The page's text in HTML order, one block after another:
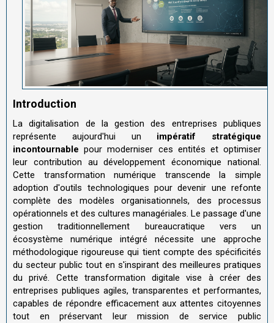
Introduction
La digitalisation de la gestion des entreprises publiques
représente aujourd'hui un impératif stratégique
incontournable pour moderniser ces entités et optimiser
leur contribution au développement économique national.
Cette transformation numérique transcende la simple
adoption d'outils technologiques pour devenir une refonte
complète des modèles organisationnels, des processus
opérationnels et des cultures managériales. Le passage d'une
gestion traditionnellement bureaucratique vers un
écosystème numérique intégré nécessite une approche
méthodologique rigoureuse qui tient compte des spécificités
du secteur public tout en s'inspirant des meilleures pratiques
du privé. Cette transformation digitale vise à créer des
entreprises publiques agiles, transparentes et performantes,
capables de répondre efficacement aux attentes citoyennes
tout en préservant leur mission de service public